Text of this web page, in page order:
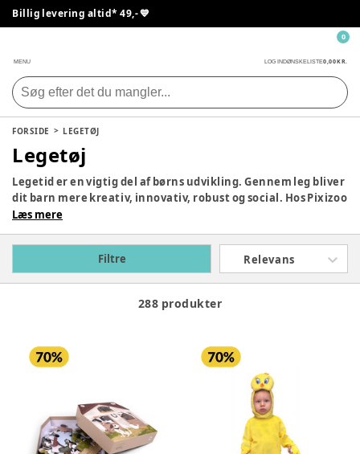
Billig levering altid* 49,- 💙
MENU LOG INDØNSKELISTE0,00 KR.
0
FORSIDE LEGETØJ
Legetøj
Legetid er en vigtig del af børns udvikling. Gennem leg bliver
dit barn mere kreativ, innovativ, robust og social. Hos Pixizoo
har vi samlet det bedste legetøj til både babyer og børn.
barn her.
Læs mere
Filtre Relevans
288 produkter